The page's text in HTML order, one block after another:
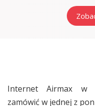
Internet Airmax w
zamówić w jednej z